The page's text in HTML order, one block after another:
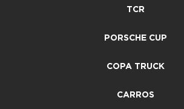
TCR
PORSCHE CUP
COPA TRUCK
CARROS